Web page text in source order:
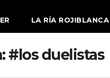
LA RÍA ROJIBLANCA
#los duelistas